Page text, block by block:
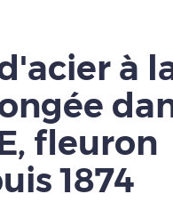
à
fleuron
1874